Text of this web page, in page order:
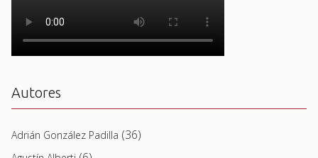
Autores
Adrián González Padilla (36)